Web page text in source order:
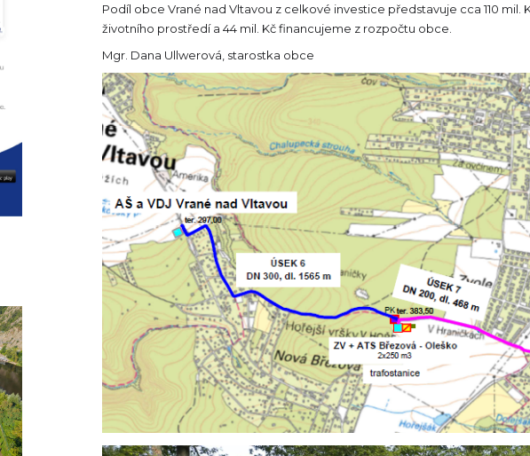
Podíl obce Vrané nad Vltavou z celkové investice představuje cca 110
životního prostředí a 44 mil. Kč financujeme z rozpočtu obce.
Mgr. Dana Ullwerová, starostka obce